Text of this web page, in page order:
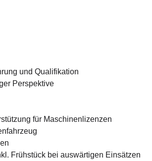
und Qualifikation
Perspektive
für Maschinenlizenzen
Frühstück bei auswärtigen Einsätzen